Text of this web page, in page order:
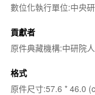
數位化執行單位:中央
貢獻者
原件典藏機構:中研院
格式
原件尺寸:57.6 * 46.0